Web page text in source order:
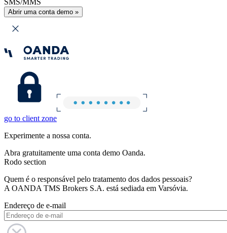
SMS/MMS
Abrir uma conta demo »
go to client zone
Experimente a nossa conta.
Abra gratuitamente uma conta demo Oanda.
Rodo section
Quem é o responsável pelo tratamento dos dados pessoais?
A OANDA TMS Brokers S.A. está sediada em Varsóvia.
Endereço de e-mail